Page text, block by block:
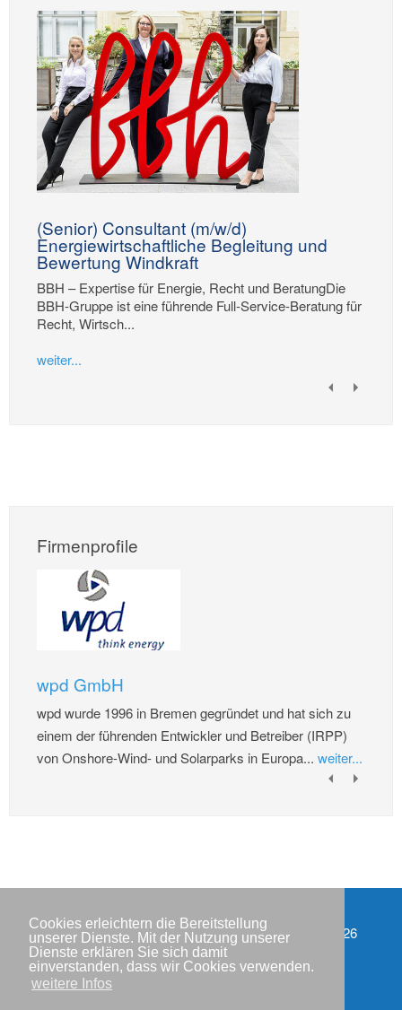
Cookies erleichtern die Bereitstellung
unserer Dienste. Mit der Nutzung unserer
Dienste erklären Sie sich damit
einverstanden, dass wir Cookies verwenden.
weitere Infos
(Senior) Consultant (m/w/d)
Energiewirtschaftliche Begleitung und
Bewertung Windkraft
BBH – Expertise für Energie, Recht und BeratungDie
BBH-Gruppe ist eine führende Full-Service-Beratung für
Recht, Wirtsch...
weiter...
Firmenprofile
wpd GmbH
wpd wurde 1996 in Bremen gegründet und hat sich zu
einem der führenden Entwickler und Betreiber (IRPP)
von Onshore-Wind- und Solarparks in Europa... weiter...
Impressum
Datenschutzerklärung
Kontakt
Copyright © IWR 2026